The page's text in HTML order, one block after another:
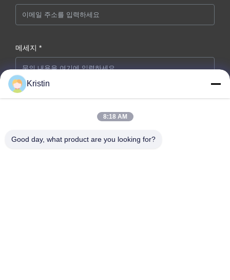
메세지 *
지금 제출
Kristin
8:18 AM
Good day, what product are you looking for?